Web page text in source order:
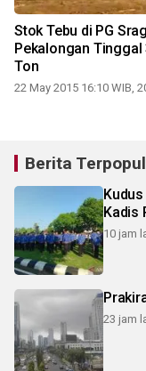
Stok Tebu di PG
Pekalongan Tinggal
Ton
22 May 2015 16:10 WIB,
Berita
Kadis
10 jam
23 jam